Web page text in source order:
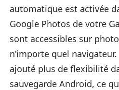
automatique est activée
Google Photos de votre
sont accessibles sur
n’importe quel
ajouté plus de flexibilité
sauvegarde Android, ce